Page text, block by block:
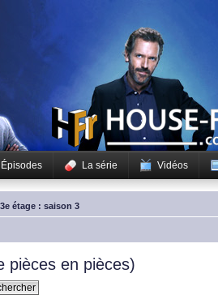
Épisodes La série Vidéos
3e étage : saison 3
pièces en pièces)